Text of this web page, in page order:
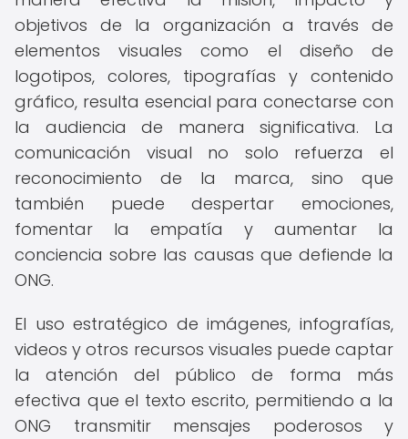
objetivos de la organización a través de
elementos visuales como el diseño de
logotipos, colores, tipografías y contenido
gráfico, resulta esencial para conectarse con
la audiencia de manera significativa. La
comunicación visual no solo refuerza el
reconocimiento de la marca, sino que
también puede despertar emociones,
fomentar la empatía y aumentar la
conciencia sobre las causas que defiende la
ONG.
El uso estratégico de imágenes, infografías,
videos y otros recursos visuales puede captar
la atención del público de forma más
efectiva que el texto escrito, permitiendo a la
ONG transmitir mensajes poderosos y